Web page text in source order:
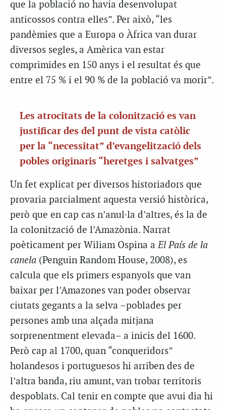
que la població no havia desenvolupat
anticossos contra elles”. Per això, “les
pandèmies que a Europa o Àfrica van durar
diversos segles, a Amèrica van estar
comprimides en 150 anys i el resultat és que
entre el 75 % i el 90 % de la població va morir”.
Les atrocitats de la colonització es van
justificar des del punt de vista catòlic
per la “necessitat” d’evangelització dels
pobles originaris “heretges i salvatges”
Un fet explicat per diversos historiadors que
provaria parcialment aquesta versió històrica,
però que en cap cas n’anul·la d’altres, és la de
la colonització de l’Amazònia. Narrat
poèticament per Wiliam Ospina aEl País de la
canela (Penguin Random House, 2008), es
calcula que els primers espanyols que van
baixar per l’Amazones van poder observar
ciutats gegants a la selva –poblades per
persones amb una alçada mitjana
sorprenentment elevada– a inicis del 1600.
Però cap al 1700, quan “conqueridors”
holandesos i portuguesos hi arriben des de
l’altra banda, riu amunt, van trobar territoris
despoblats. Cal tenir en compte que avui dia hi